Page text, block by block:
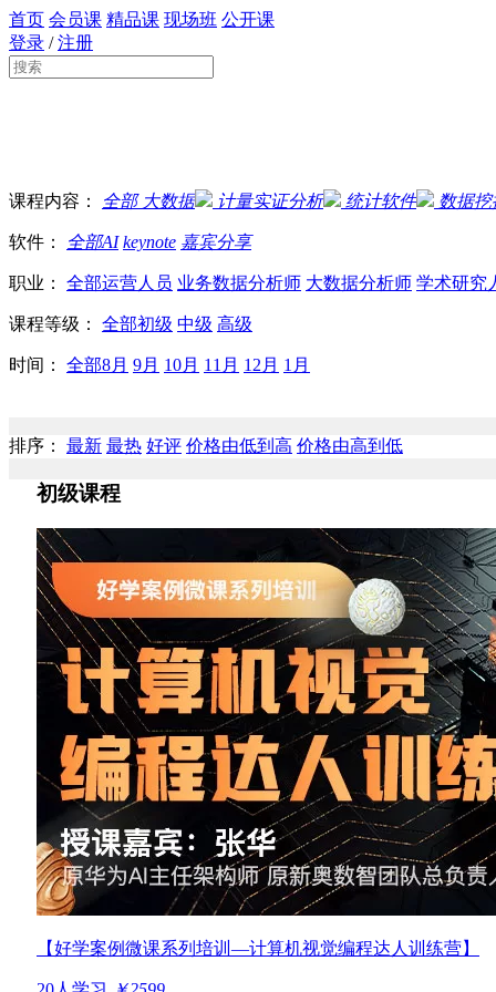
首页 会员课 精品课 现场班 公开课
登录 /注册
课程内容： 全部大数据 计量实证分析 统计软件 数据挖
软件： 全部AI keynote 嘉宾分享
职业： 全部运营人员 业务数据分析师 大数据分析师 学术研究
课程等级： 全部初级 中级 高级
时间： 全部8月 9月 10月 11月 12月 1月
排序： 最新 最热 好评 价格由低到高 价格由高到低
初级课程
【好学案例微课系列培训—计算机视觉编程达人训练营】